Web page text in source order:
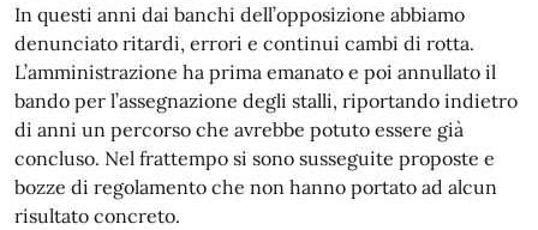
In questi anni dai banchi dell’opposizione abbiamo
denunciato ritardi, errori e continui cambi di rotta.
L’amministrazione ha prima emanato e poi annullato il
bando per l’assegnazione degli stalli, riportando indietro
di anni un percorso che avrebbe potuto essere già
concluso. Nel frattempo si sono susseguite proposte e
bozze di regolamento che non hanno portato ad alcun
risultato concreto.